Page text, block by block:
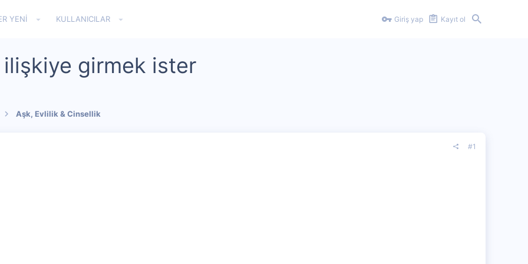
YENI KULLANICILAR Giriş yap Kayıt ol
ilişkiye girmek ister
Aşk, Evlilik & Cinsellik
#1